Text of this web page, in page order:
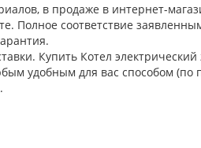
в продаже в интернет-
Полное соответствие
Купить Котел
удобным для вас способом (по